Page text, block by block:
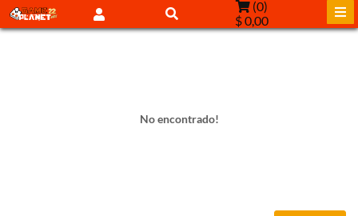
(0)
$ 0,00
No encontrado!